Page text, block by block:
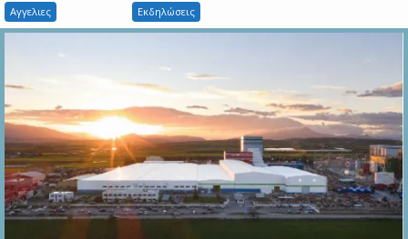
Αγγελιες Εκδηλώσεις